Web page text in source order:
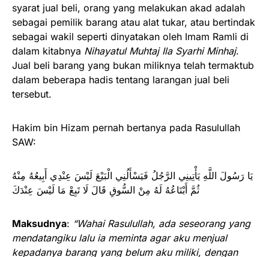
syarat jual beli, orang yang melakukan akad adalah
sebagai pemilik barang atau alat tukar, atau bertindak
sebagai wakil seperti dinyatakan oleh Imam Ramli di
dalam kitabnya Nihayatul Muhtaj Ila Syarhi Minhaj.
Jual beli barang yang bukan miliknya telah termaktub
dalam beberapa hadis tentang larangan jual beli
tersebut.
Hakim bin Hizam pernah bertanya pada Rasulullah
SAW:
يَا رَسُولَ اللَّهِ يَأْتِينِي الرَّجُلُ فَيَسْأَلُنِي الْبَيْعَ لَيْسَ عِنْدِي أَبِيعُهُ مِنْهُ
ثُمَّ أَبْتَاعُهُ لَهُ مِنْ السُّوقِ قَالَ لَا تَبِعْ مَا لَيْسَ عِنْدَكَ
Maksudnya: “Wahai Rasulullah, ada seseorang yang
mendatangiku lalu ia meminta agar aku menjual
kepadanya barang yang belum aku miliki, dengan